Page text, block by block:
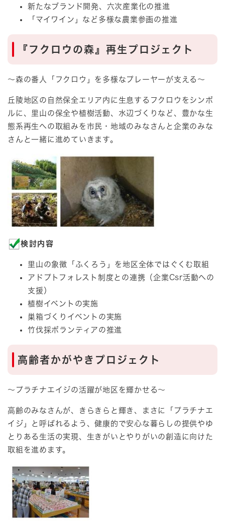
新たなブランド開発、六次産業化の推進
「マイワイン」など多様な農業参画の推進
『フクロウの森』再生プロジェクト
～森の番人「フクロウ」を多様なプレーヤーが支える～
丘陵地区の自然保全エリア内に生息するフクロウをシンボ
ルに、里山の保全や植樹活動、水辺づくりなど、豊かな生
態系再生への取組みを市民・地域のみなさんと企業のみな
さんと一緒に進めていきます。
検討内容
里山の象徴「ふくろう」を地区全体ではぐくむ取組
アドプトフォレスト制度との連携（企業Csr活動への
支援）
植樹イベントの実施
巣箱づくりイベントの実施
竹伐採ボランティアの推進
高齢者かがやきプロジェクト
～プラチナエイジの活躍が地区を輝かせる～
高齢のみなさんが、きらきらと輝き、まさに「プラチナエ
イジ」と呼ばれるよう、健康的で安心な暮らしの提供やゆ
とりある生活の実現、生きがいとやりがいの創造に向けた
取組を進めます。